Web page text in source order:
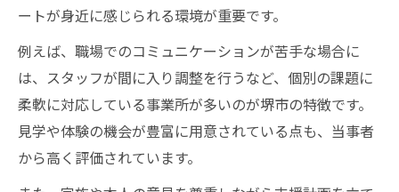
ートが身近に感じられる環境が重要です。
例えば、職場でのコミュニケーションが苦手な場合に
は、スタッフが間に入り調整を行うなど、個別の課題に
柔軟に対応している事業所が多いのが堺市の特徴です。
見学や体験の機会が豊富に用意されている点も、当事者
から高く評価されています。